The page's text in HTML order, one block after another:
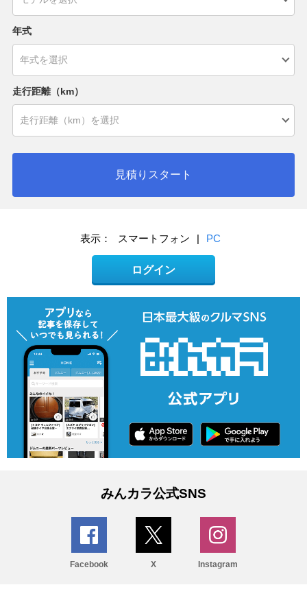
年式
走行距離（km）
見積りスタート
表示： スマートフォン | PC
ログイン
みんカラ公式SNS
Facebook X Instagram